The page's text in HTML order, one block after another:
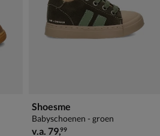
Shoesme
Babyschoenen - groen
vanaf € 79,99
v.a. 79,99